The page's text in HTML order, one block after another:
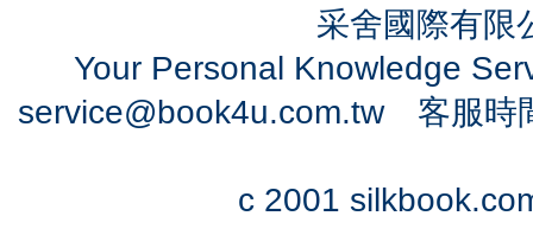
采舍國際有
Your Personal Knowledge
service@book4u.com.tw客服時
c 2001